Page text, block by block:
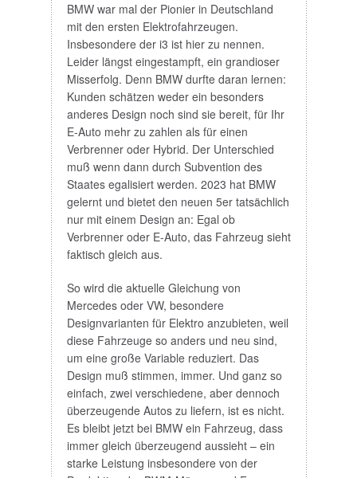
BMW war mal der Pionier in Deutschland
mit den ersten Elektrofahrzeugen.
Insbesondere der i3 ist hier zu nennen.
Leider längst eingestampft, ein grandioser
Misserfolg. Denn BMW durfte daran lernen:
Kunden schätzen weder ein besonders
anderes Design noch sind sie bereit, für Ihr
E-Auto mehr zu zahlen als für einen
Verbrenner oder Hybrid. Der Unterschied
muß wenn dann durch Subvention des
Staates egalisiert werden. 2023 hat BMW
gelernt und bietet den neuen 5er tatsächlich
nur mit einem Design an: Egal ob
Verbrenner oder E-Auto, das Fahrzeug sieht
faktisch gleich aus.
So wird die aktuelle Gleichung von
Mercedes oder VW, besondere
Designvarianten für Elektro anzubieten, weil
diese Fahrzeuge so anders und neu sind,
um eine große Variable reduziert. Das
Design muß stimmen, immer. Und ganz so
einfach, zwei verschiedene, aber dennoch
überzeugende Autos zu liefern, ist es nicht.
Es bleibt jetzt bei BMW ein Fahrzeug, dass
immer gleich überzeugend aussieht – ein
starke Leistung insbesondere von der